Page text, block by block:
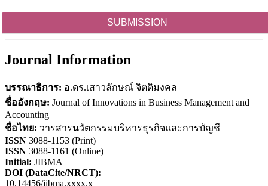
SUBMISSION
Journal Information
บรรณาธิการ: อ.ดร.เสาวลักษณ์ จิตติมงคล
ชื่ออังกฤษ: Journal of Innovations in Business Management and
Accounting
ชื่อไทย: วารสารนวัตกรรมบริหารธุรกิจและการบัญชี
ISSN 3088-1153 (Print)
ISSN 3088-1161 (Online)
Initial: JIBMA
DOI (DataCite/NRCT):
10.14456/jibma.xxxx.x